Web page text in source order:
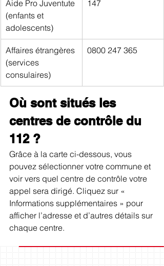
Aide Pro Juventute
(enfants et
adolescents)
147
Affaires étrangères
(services
consulaires)
0800 247 365
Où sont situés les
centres de contrôle du
112 ?
Grâce à la carte ci-dessous, vous
pouvez sélectionner votre commune et
voir vers quel centre de contrôle votre
appel sera dirigé. Cliquez sur «
Informations supplémentaires » pour
afficher l’adresse et d’autres détails sur
chaque centre.